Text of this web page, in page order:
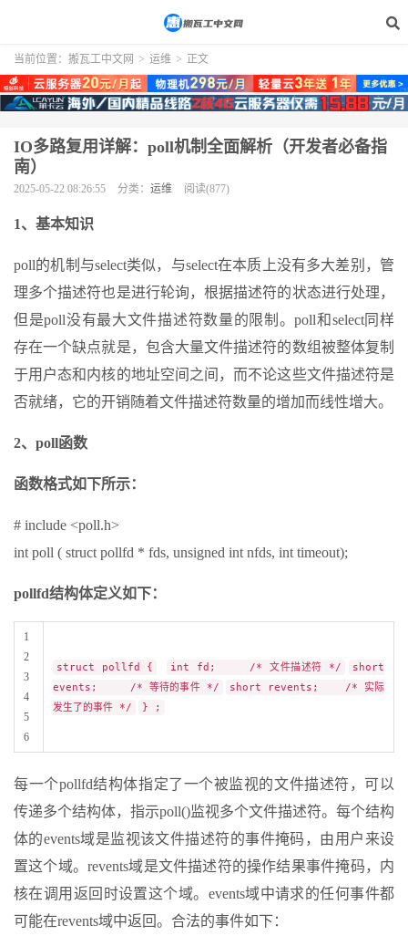
当前位置： 搬瓦工中文网 > 运维 > 正文
IO多路复用详解：poll机制全面解析（开发者必备指
南）
2025-05-22 08:26:55 分类： 运维 阅读(877)
1、基本知识
poll的机制与select类似，与select在本质上没有多大差别，管
理多个描述符也是进行轮询，根据描述符的状态进行处理，
但是poll没有最大文件描述符数量的限制。poll和select同样
存在一个缺点就是，包含大量文件描述符的数组被整体复制
于用户态和内核的地址空间之间，而不论这些文件描述符是
否就绪，它的开销随着文件描述符数量的增加而线性增大。
2、poll函数
函数格式如下所示：
# include <poll.h>
int poll ( struct pollfd * fds, unsigned int nfds, int timeout);
pollfd结构体定义如下：
1
2
3
4
5
6
struct pollfd { int fd; /* 文件描述符 */
short
events; /* 等待的事件 */
short revents; /* 实际
发生了的事件 */
} ;
每一个pollfd结构体指定了一个被监视的文件描述符，可以
传递多个结构体，指示poll()监视多个文件描述符。每个结构
体的events域是监视该文件描述符的事件掩码，由用户来设
置这个域。revents域是文件描述符的操作结果事件掩码，内
核在调用返回时设置这个域。events域中请求的任何事件都
可能在revents域中返回。合法的事件如下：